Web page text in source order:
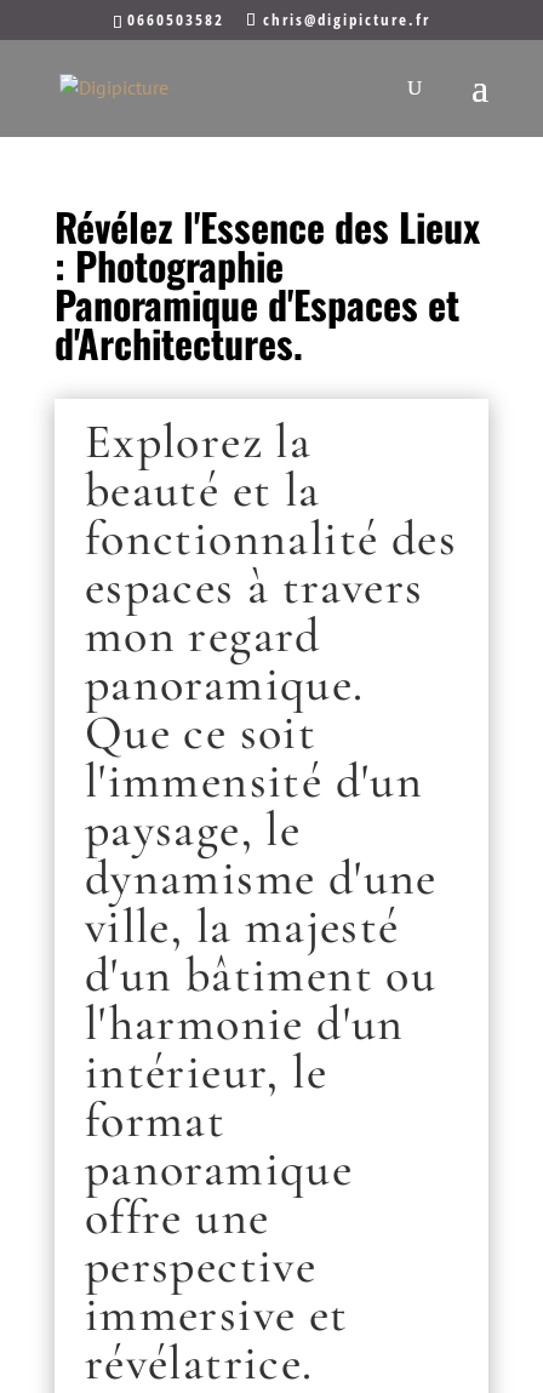
0660503582 chris@digipicture.fr
Révélez l'Essence des Lieux
: Photographie
Panoramique d'Espaces et
d'Architectures.
Explorez la
beauté et la
fonctionnalité des
espaces à travers
mon regard
panoramique.
Que ce soit
l'immensité d'un
paysage, le
dynamisme d'une
ville, la majesté
d'un bâtiment ou
l'harmonie d'un
intérieur, le
format
panoramique
offre une
perspective
immersive et
révélatrice.